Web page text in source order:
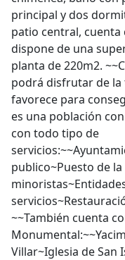
principal y dos
patio central, cuenta
dispone de una
planta de 220m2.
podrá disfrutar de
favorece para
es una población
con todo tipo de
publico~Puesto de
~~También cuenta
Villar~Iglesia de San